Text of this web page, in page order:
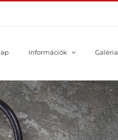
Információk Galéria